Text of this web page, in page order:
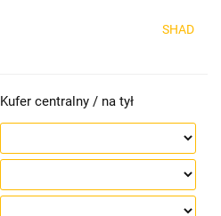
SHAD
Kufer centralny / na tył